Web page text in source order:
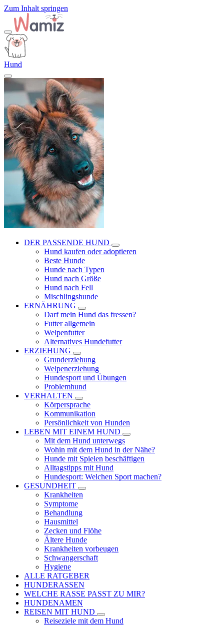
Zum Inhalt springen
Hund
DER PASSENDE HUND
Hund kaufen oder adoptieren
Beste Hunde
Hunde nach Typen
Hund nach Größe
Hund nach Fell
Mischlingshunde
ERNÄHRUNG
Darf mein Hund das fressen?
Futter allgemein
Welpenfutter
Alternatives Hundefutter
ERZIEHUNG
Grunderziehung
Welpenerziehung
Hundesport und Übungen
Problemhund
VERHALTEN
Körpersprache
Kommunikation
Persönlichkeit von Hunden
LEBEN MIT EINEM HUND
Mit dem Hund unterwegs
Wohin mit dem Hund in der Nähe?
Hunde mit Spielen beschäftigen
Alltagstipps mit Hund
Hundesport: Welchen Sport machen?
GESUNDHEIT
Krankheiten
Symptome
Behandlung
Hausmittel
Zecken und Flöhe
Ältere Hunde
Krankheiten vorbeugen
Schwangerschaft
Hygiene
ALLE RATGEBER
HUNDERASSEN
WELCHE RASSE PASST ZU MIR?
HUNDENAMEN
REISEN MIT HUND
Reiseziele mit dem Hund